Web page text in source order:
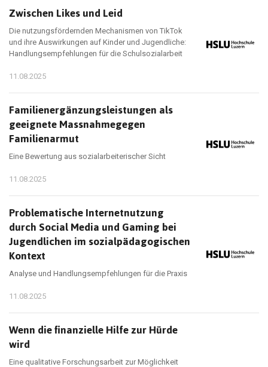
Zwischen Likes und Leid
Die nutzungsfördernden Mechanismen von TikTok
und ihre Auswirkungen auf Kinder und Jugendliche:
Handlungsempfehlungen für die Schulsozialarbeit
11.08.2025
Familienergänzungsleistungen als
geeignete Massnahmegegen
Familienarmut
Eine Bewertung aus sozialarbeiterischer Sicht
11.08.2025
Problematische Internetnutzung
durch Social Media und Gaming bei
Jugendlichen im sozialpädagogischen
Kontext
Analyse und Handlungsempfehlungen für die Praxis
11.08.2025
Wenn die finanzielle Hilfe zur Hürde
wird
Eine qualitative Forschungsarbeit zur Möglichkeit